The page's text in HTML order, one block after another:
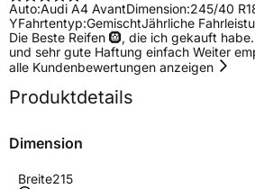
Auto:Audi A4 AvantDimension:245/40
YFahrtentyp:GemischtJährliche
Die Beste Reifen 🛞, die ich gekauft
und sehr gute Haftung einfach Weiter
alle Kundenbewertungen anzeigen
Produktdetails
Dimension
Breite215